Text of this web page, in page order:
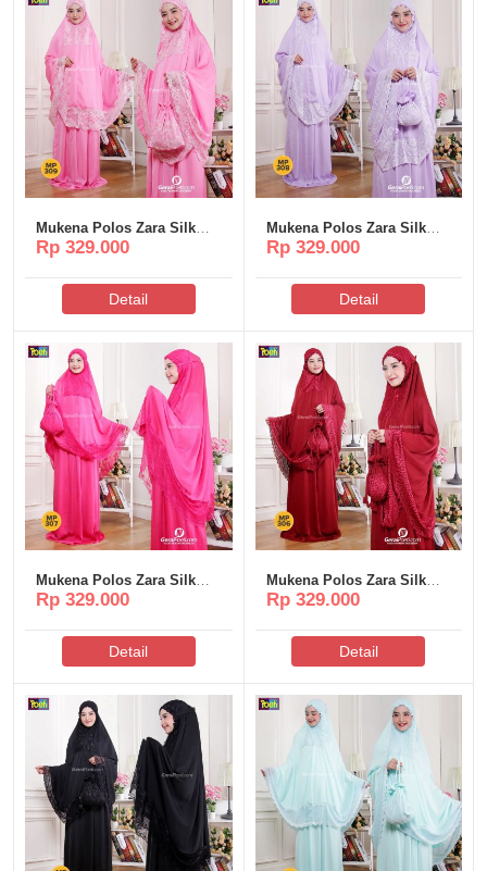
Mukena Polos Zara Silk
Poeti – MP309
Rp 329.000
Detail
Mukena Polos Zara Silk
Poeti – MP308
Rp 329.000
Detail
Mukena Polos Zara Silk
Poeti – MP307
Rp 329.000
Detail
Mukena Polos Zara Silk
Poeti – MP306
Rp 329.000
Detail